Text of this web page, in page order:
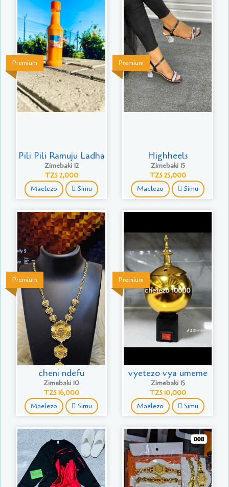
Premium
Pili Pili Ramuju Ladha
Zimebaki 12
TZS 2,000
Maelezo Simu
Premium
Highheels
Zimebaki 15
TZS 25,000
Maelezo Simu
Premium
cheni ndefu
Zimebaki 10
TZS 16,000
Maelezo Simu
Premium
vyetezo vya umeme
Zimebaki 15
TZS 10,000
Maelezo Simu